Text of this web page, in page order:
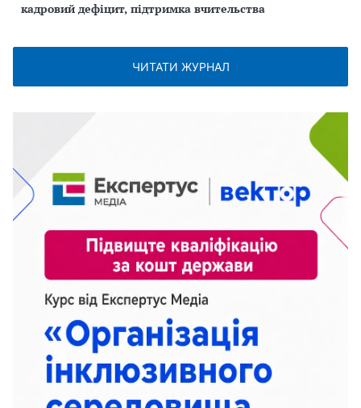
кадровий дефіцит, підтримка вчительства
ЧИТАТИ ЖУРНАЛ